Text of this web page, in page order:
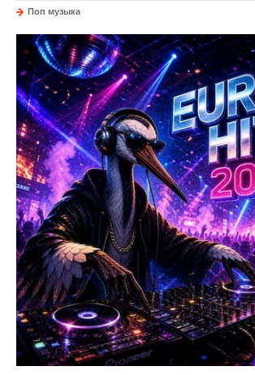
Поп музыка